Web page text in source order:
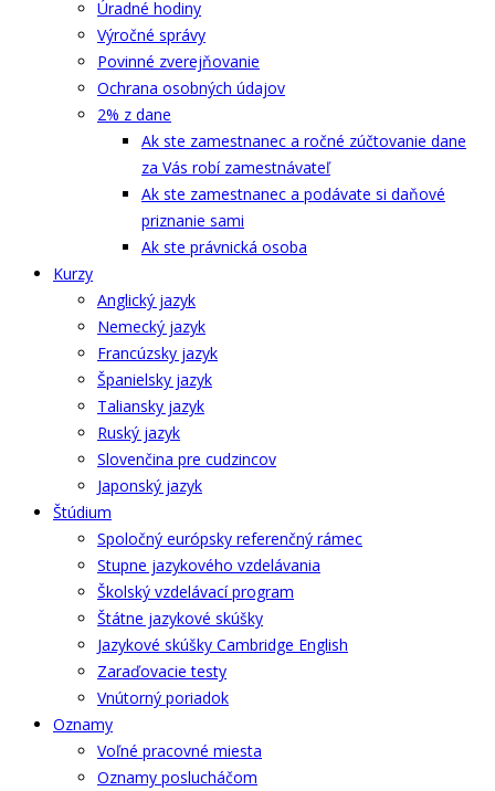
Úradné hodiny
Výročné správy
Povinné zverejňovanie
Ochrana osobných údajov
2% z dane
Ak ste zamestnanec a ročné zúčtovanie dane
za Vás robí zamestnávateľ
Ak ste zamestnanec a podávate si daňové
priznanie sami
Ak ste právnická osoba
Kurzy
Anglický jazyk
Nemecký jazyk
Francúzsky jazyk
Španielsky jazyk
Taliansky jazyk
Ruský jazyk
Slovenčina pre cudzincov
Japonský jazyk
Štúdium
Spoločný európsky referenčný rámec
Stupne jazykového vzdelávania
Školský vzdelávací program
Štátne jazykové skúšky
Jazykové skúšky Cambridge English
Zaraďovacie testy
Vnútorný poriadok
Oznamy
Voľné pracovné miesta
Oznamy poslucháčom